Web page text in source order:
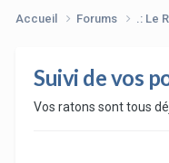
Accueil Forums .: Le
Suivi de vos
Vos ratons sont tous